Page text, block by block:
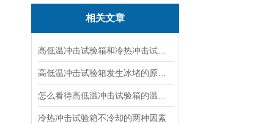
相关文章
冷热冲击试验箱不冷却的两种因素